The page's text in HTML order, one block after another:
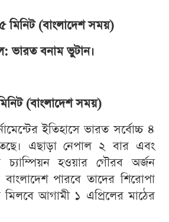
(বাংলাদেশ সময়)
ভারত বনাম ভুটান।
(বাংলাদেশ সময়)
ইতিহাসে ভারত সর্বোচ্চ ৪
এছাড়া নেপাল ২ বার এবং
চ্যাম্পিয়ন হওয়ার গৌরব অর্জন
পারবে তাদের শিরোপা
মিলবে আগামী ১ এপ্রিলের মাঠের